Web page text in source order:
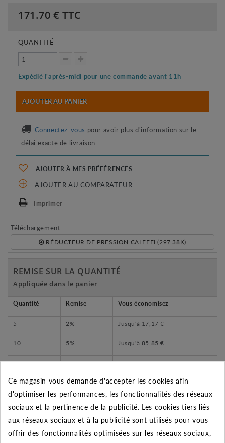
171.70 € TTC
QUANTITÉ
Expédié l'après-midi pour une commande avant 11h
AJOUTER AU PANIER
Connectez-vous pour avoir plus d'information sur le
délai exacte de livraison
AJOUTER À MES PRÉFÉRENCES
AJOUTER AU COMPARATEUR
Imprimer
Téléchargement
RÉDUCTEUR DE PRESSION CALEFFI (297.38K)
REMISE SUR LA QUANTITÉ
Appliquée dans le panier
Quantité Remise Vous économisez
5 2% Jusqu'à 17,17 €
10 5% Jusqu'à 85,85 €
50 10% Jusqu'à858,50 €
DESCRIPTION DU PRODUIT
Ce magasin vous demande d'accepter les cookies afin
d'optimiser les performances, les fonctionnalités des réseaux
sociaux et la pertinence de la publicité. Les cookies tiers liés
aux réseaux sociaux et à la publicité sont utilisés pour vous
offrir des fonctionnalités optimisées sur les réseaux sociaux,